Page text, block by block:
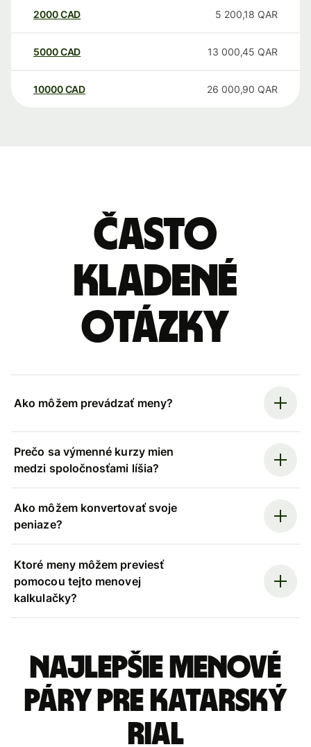
2000CAD 5 200,18 QAR
5000CAD 13 000,45 QAR
10000 CAD 26 000,90 QAR
Často
kladené
otázky
Ako môžem prevádzať meny?
Prečo sa výmenné kurzy mien
medzi spoločnosťami líšia?
Ako môžem konvertovať svoje
peniaze?
Ktoré meny môžem previesť
pomocou tejto menovej
kalkulačky?
Najlepšie menové
páry pre Katarský
rial